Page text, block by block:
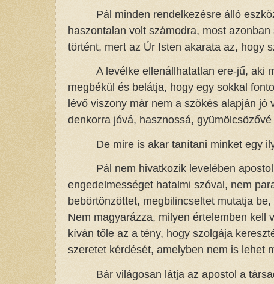
Pál minden rendelkezésre álló
haszontalan volt számodra, most
történt, mert az Úr Isten akarata az, hogy
A levélke ellenállhatatlan ere-jű, aki
megbékül és belátja, hogy egy sokkal
lévő viszony már nem a szökés alapján
denkorra jóvá, hasznossá, gyümölcsözővé
De mire is akar tanítani minket egy
Pál nem hivatkozik levelében
engedelmességet hatalmi szóval, nem
bebörtönzöttet, megbilincseltet mutatja
Nem magyarázza, milyen értelemben kell
kíván tőle az a tény, hogy szolgája
szeretet kérdését, amelyben nem is lehet
Bár világosan látja az apostol a